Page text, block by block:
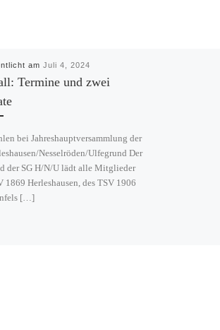
am Juli 4, 2024
Termine und zwei
bei Jahreshauptversammlung der
Nesselröden/Ulfegrund Der
der SG H/N/U lädt alle Mitglieder
1869 Herleshausen, des TSV 1906
[…]